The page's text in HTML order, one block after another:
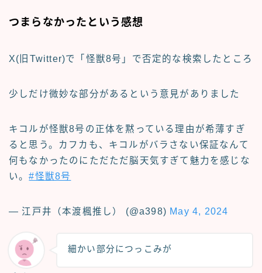
つまらなかったという感想
X(旧Twitter)で「怪獣8号」で否定的な検索したところ
少しだけ微妙な部分があるという意見がありました
キコルが怪獣8号の正体を黙っている理由が希薄すぎ
ると思う。カフカも、キコルがバラさない保証なんて
何もなかったのにただただ脳天気すぎて魅力を感じな
い。#怪獣8号
— 江戸井（本渡楓推し） (@a398) May 4, 2024
細かい部分につっこみが